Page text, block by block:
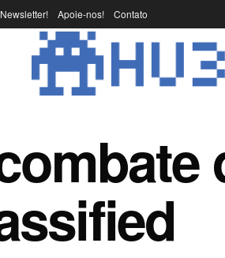
Apoie-nos! Contato